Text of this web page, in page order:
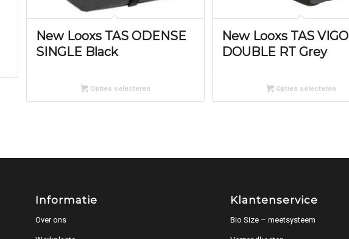
New Looxs TAS ODENSE
SINGLE Black
Opties selecteren
New Looxs TAS VIGO
DOUBLE RT Grey
Opties selecteren
Informatie
Over ons
Klantenservice
Bio Size – meetsysteem